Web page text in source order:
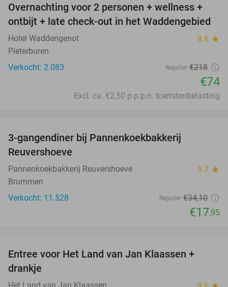
66%
Overnachting voor 2 personen + wellness +
ontbijt + late check-out in het Waddengebied
Hotel Waddengenot 8.6 star
Pieterburen
Verkocht: 2.083
Regulier €218
€74
Excl. ca. €2,50 p.p.p.n. toeristenbelasting
3-gangendiner bij Pannenkoekbakkerij
Reuvershoeve
Pannenkoekbakkerij Reuvershoeve 9.7 star
Brummen
Verkocht: 11.528
Regulier €34,10
€17,95
Entree voor Het Land van Jan Klaassen +
drankje